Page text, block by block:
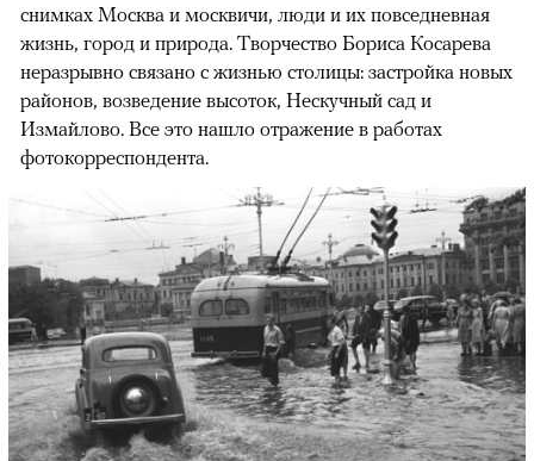
снимках Москва и москвичи, люди и их повседневная
жизнь, город и природа. Творчество Бориса Косарева
неразрывно связано с жизнью столицы: застройка новых
районов, возведение высоток, Нескучный сад и
Измайлово. Все это нашло отражение в работах
фотокорреспондента.